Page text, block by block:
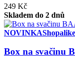
249 Kč
Skladem do 2 dnů
NOVINKAShopalike
Box na svačinu